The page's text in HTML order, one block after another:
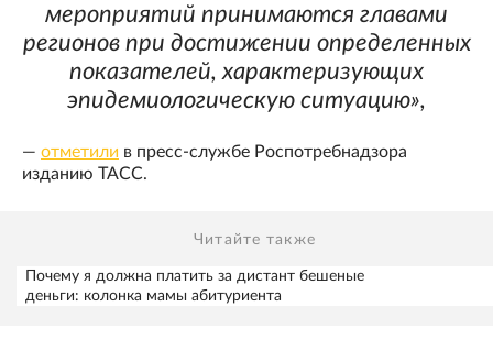
мероприятий принимаются главами
регионов при достижении определенных
показателей, характеризующих
эпидемиологическую ситуацию»,
— отметили в пресс-службе Роспотребнадзора
изданию ТАСС.
Читайте также
Почему я должна платить за дистант бешеные
деньги: колонка мамы абитуриента